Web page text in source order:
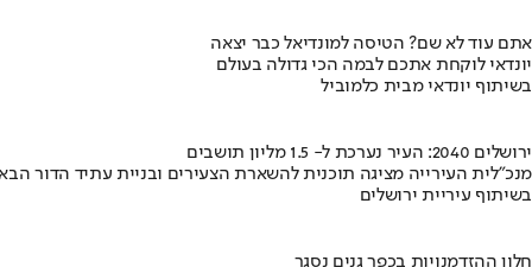
אתם עוד לא שם? הטיסה למונדיאל כבר יצאה
יונדאי לוקחת אתכם לבמה הכי גדולה בעולם
בשיתוף יונדאי מבית כלמוביל
ירושלים 2040: העיר נערכת ל- 1.5 מליון תושבים
מנכ"לית העירייה מציגה תוכנית להשארת הצעירים ובניית עתיד הדור
בשיתוף עיריית ירושלים
חלון ההזדמנויות בכפר גנים נסגר